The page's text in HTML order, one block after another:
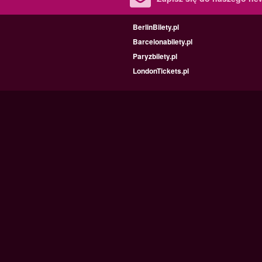
BerlinBilety.pl
Barcelonabilety.pl
Paryzbilety.pl
LondonTickets.pl